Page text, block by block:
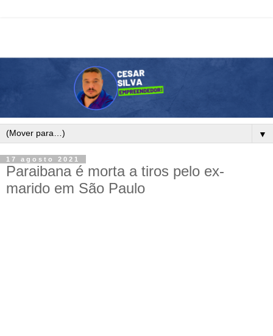
▼
17 agosto 2021
Paraibana é morta a tiros pelo ex-
marido em São Paulo